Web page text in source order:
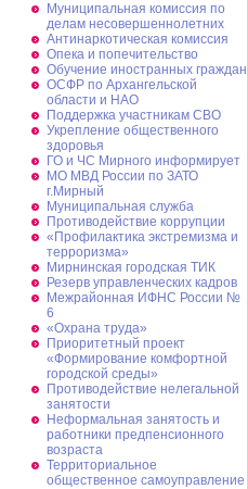
Муниципальная комиссия по
делам несовершеннолетних
Антинаркотическая комиссия
Опека и попечительство
Обучение иностранных граждан
ОСФР по Архангельской
области и НАО
Поддержка участникам СВО
Укрепление общественного
здоровья
ГО и ЧС Мирного информирует
МО МВД России по ЗАТО
г.Мирный
Муниципальная cлужба
Противодействие коррупции
«Профилактика экстремизма и
терроризма»
Мирнинская городская ТИК
Резерв управленческих кадров
Межрайонная ИФНС России №
6
«Охрана труда»
Приоритетный проект
«Формирование комфортной
городской среды»
Противодействие нелегальной
занятости
Неформальная занятость и
работники предпенсионного
возраста
Территориальное
общественное самоуправление